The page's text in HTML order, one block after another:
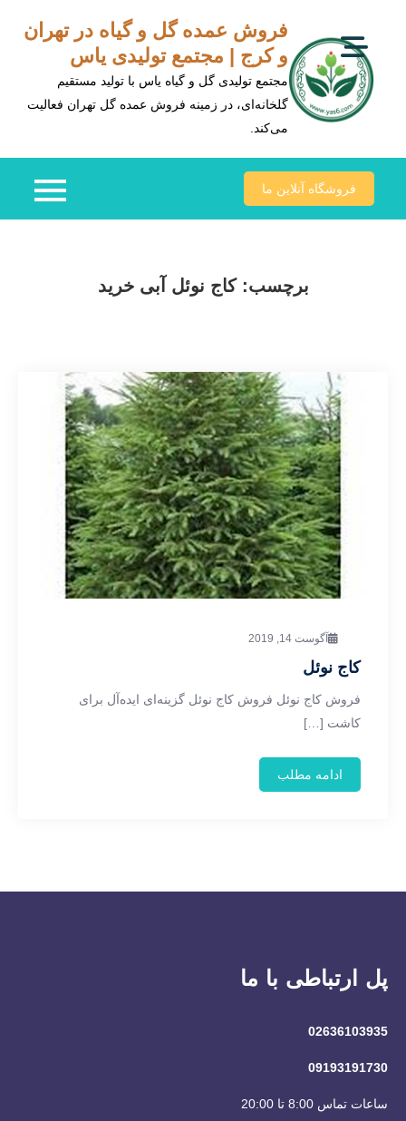
content
فروش عمده گل و گیاه در تهران
و کرج | مجتمع تولیدی یاس
مجتمع تولیدی گل و گیاه یاس با تولید مستقیم
گلخانه‌ای، در زمینه فروش عمده گل تهران فعالیت
می‌کند.
فروشگاه آنلاین ما
برچسب:کاج نوئل آبی خرید
آگوست 14, 2019
کاج نوئل
فروش کاج نوئل فروش کاج نوئل گزینه‌ای ایده‌آل برای
کاشت […]
ادامه مطلب
پل ارتباطی با ما
02636103935
09193191730
ساعات تماس 8:00 تا 20:00